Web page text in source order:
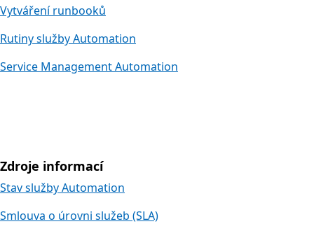
Vytváření runbooků
Rutiny služby Automation
Service Management Automation
Zdroje informací
Stav služby Automation
Smlouva o úrovni služeb (SLA)